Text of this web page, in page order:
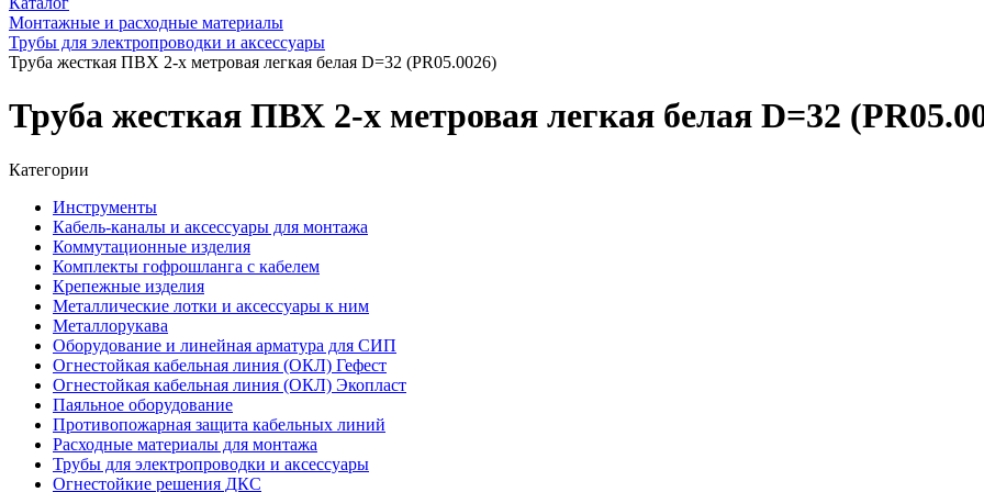
Монтажные и расходные материалы
Трубы для электропроводки и аксессуары
Труба жесткая ПВХ 2-х метровая легкая белая D=32 (PR05.0026)
Труба жесткая ПВХ 2-х метровая легкая белая D=32
Категории
Инструменты
Кабель-каналы и аксессуары для монтажа
Коммутационные изделия
Комплекты гофрошланга с кабелем
Крепежные изделия
Металлические лотки и аксессуары к ним
Металлорукава
Оборудование и линейная арматура для СИП
Огнестойкая кабельная линия (ОКЛ) Гефест
Огнестойкая кабельная линия (ОКЛ) Экопласт
Паяльное оборудование
Противопожарная защита кабельных линий
Расходные материалы для монтажа
Трубы для электропроводки и аксессуары
Огнестойкие решения ДКС